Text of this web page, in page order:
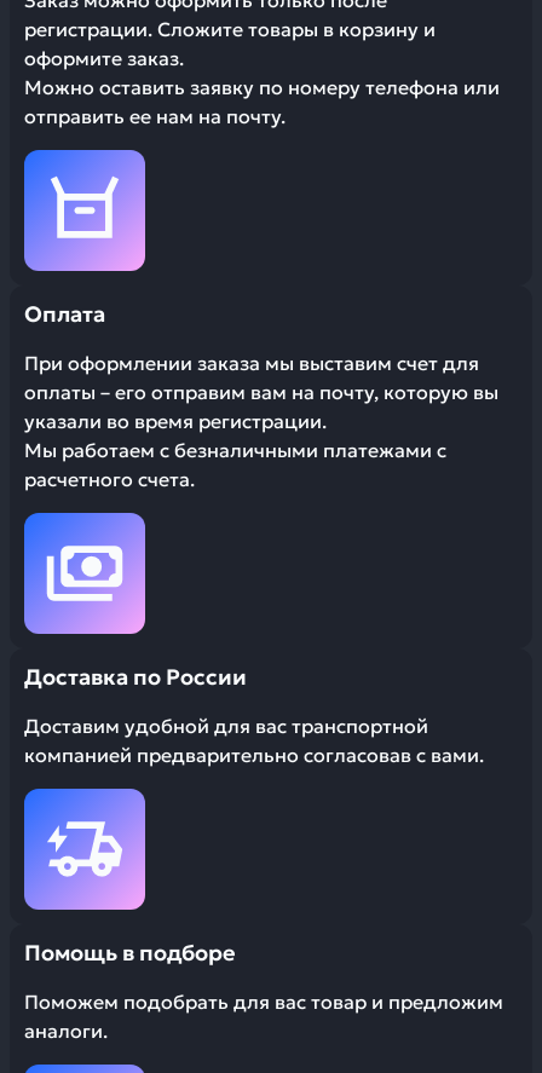
регистрации. Сложите товары в корзину и
оформите заказ.
Можно оставить заявку по номеру телефона или
отправить ее нам на почту.
Оплата
При оформлении заказа мы выставим счет для
оплаты – его отправим вам на почту, которую вы
указали во время регистрации.
Мы работаем с безналичными платежами с
расчетного счета.
Доставка по России
Доставим удобной для вас транспортной
компанией предварительно согласовав с вами.
Помощь в подборе
Поможем подобрать для вас товар и предложим
аналоги.